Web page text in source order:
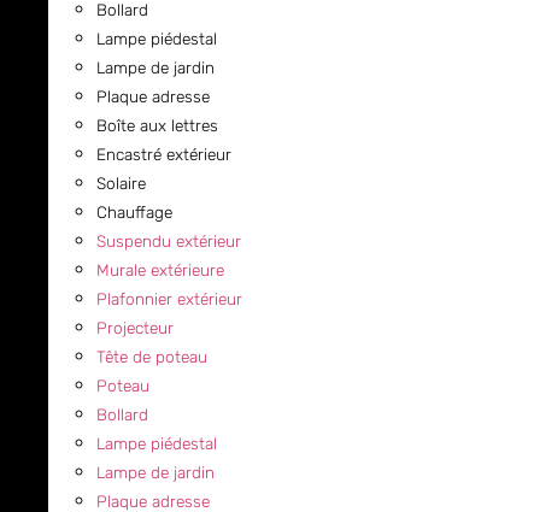
Bollard
Lampe piédestal
Lampe de jardin
Plaque adresse
Boîte aux lettres
Encastré extérieur
Solaire
Chauffage
Suspendu extérieur
Murale extérieure
Plafonnier extérieur
Projecteur
Tête de poteau
Poteau
Bollard
Lampe piédestal
Lampe de jardin
Plaque adresse